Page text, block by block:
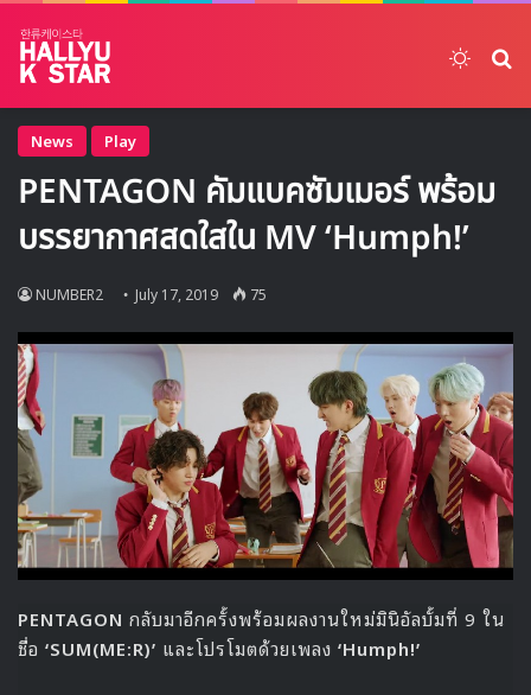
News Play
PENTAGON คัมแบคซัมเมอร์ พร้อม
บรรยากาศสดใสใน MV ‘Humph!’
NUMBER2 July 17, 2019 75
PENTAGON กลับมาอีกครั้งพร้อมผลงานใหม่มินิอัลบั้มที่ 9 ใน
ชื่อ ‘SUM(ME:R)’ และโปรโมตด้วยเพลง ‘Humph!’